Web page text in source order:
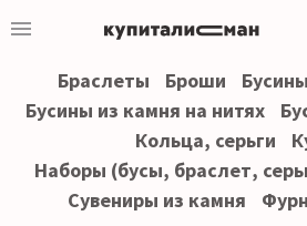
Браслеты Броши
Бусины из камня на нитях
Кольца, серьги
Наборы (бусы, браслет,
Сувениры из камня